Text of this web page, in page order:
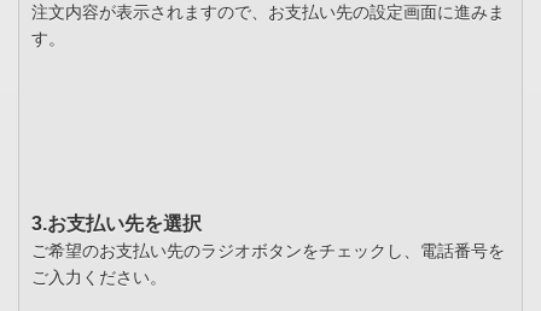
注文内容が表示されますので、お支払い先の設定画面に進みま
す。
3.お支払い先を選択
ご希望のお支払い先のラジオボタンをチェックし、電話番号を
ご入力ください。